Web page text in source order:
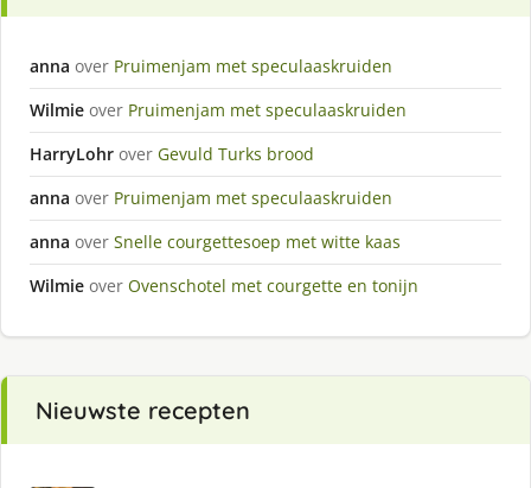
anna over Pruimenjam met speculaaskruiden
Wilmie over Pruimenjam met speculaaskruiden
HarryLohr over Gevuld Turks brood
anna over Pruimenjam met speculaaskruiden
anna over Snelle courgettesoep met witte kaas
Wilmie over Ovenschotel met courgette en tonijn
Nieuwste recepten